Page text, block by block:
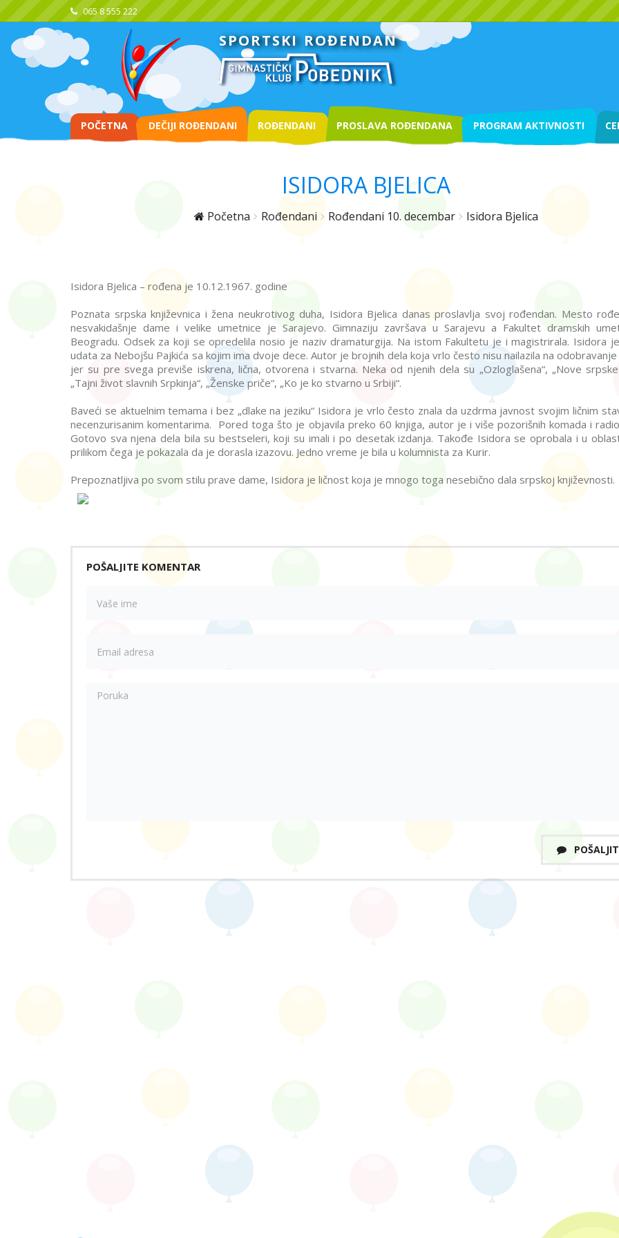
065 8 555 222
SPORTSKI ROĐENDAN
POČETNA DEČIJI ROĐENDANI ROĐENDANI PROSLAVA ROĐENDANA PROGRAM AKTIVNOSTI
ISIDORA BJELICA
Početna Rođendani Rođendani 10. decembar Isidora Bjelica
Isidora Bjelica – rođena je 10.12.1967. godine
Poznata srpska književnica i žena neukrotivog duha, Isidora Bjelica danas proslavlja svoj rođendan. Mesto
nesvakidašnje dame i velike umetnice je Sarajevo. Gimnaziju završava u Sarajevu a Fakultet dramskih
Beogradu. Odsek za koji se opredelila nosio je naziv dramaturgija. Na istom Fakultetu je i magistrirala. Isidora
udata za Nebojšu Pajkića sa kojim ima dvoje dece. Autor je brojnih dela koja vrlo često nisu nailazila na
jer su pre svega previše iskrena, lična, otvorena i stvarna. Neka od njenih dela su „Ozloglašena“, „Nove
„Tajni život slavnih Srpkinja“, „Ženske priče“, „Ko je ko stvarno u Srbiji“.
Baveći se aktuelnim temama i bez „dlake na jeziku“ Isidora je vrlo često znala da uzdrma javnost svojim ličnim
necenzurisanim komentarima. Pored toga što je objavila preko 60 knjiga, autor je i više pozorišnih komada i
Gotovo sva njena dela bila su bestseleri, koji su imali i po desetak izdanja. Takođe Isidora se oprobala i u
prilikom čega je pokazala da je dorasla izazovu. Jedno vreme je bila u kolumnista za Kurir.
Prepoznatljiva po svom stilu prave dame, Isidora je ličnost koja je mnogo toga nesebično dala srpskoj književnosti.
POŠALJITE KOMENTAR